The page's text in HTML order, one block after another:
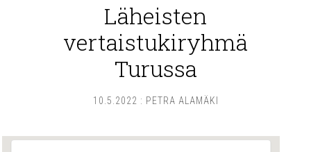
Läheisten
vertaistukiryhmä
Turussa
10.5.2022 : PETRA ALAMÄKI